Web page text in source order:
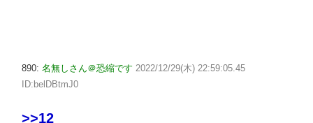
890: 名無しさん＠恐縮です 2022/12/29(木) 22:59:05.45
ID:belDBtmJ0
>>12